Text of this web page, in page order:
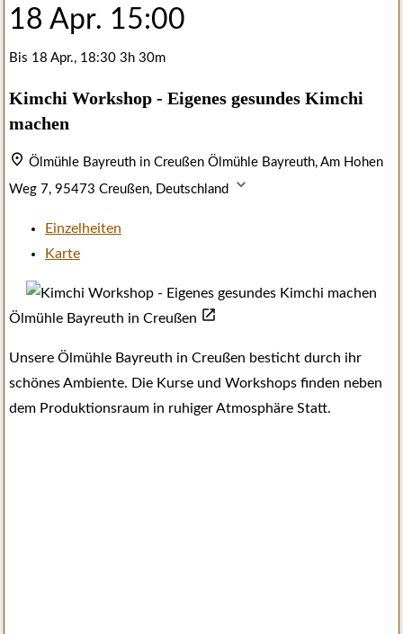
18 Apr. 15:00
Bis 18 Apr., 18:30 3h 30m
Kimchi Workshop - Eigenes gesundes Kimchi
machen
Ölmühle Bayreuth in Creußen Ölmühle Bayreuth, Am Hohen
Weg 7, 95473 Creußen, Deutschland
Einzelheiten
Karte
Ölmühle Bayreuth in Creußen
Unsere Ölmühle Bayreuth in Creußen besticht durch ihr
schönes Ambiente. Die Kurse und Workshops finden neben
dem Produktionsraum in ruhiger Atmosphäre Statt.